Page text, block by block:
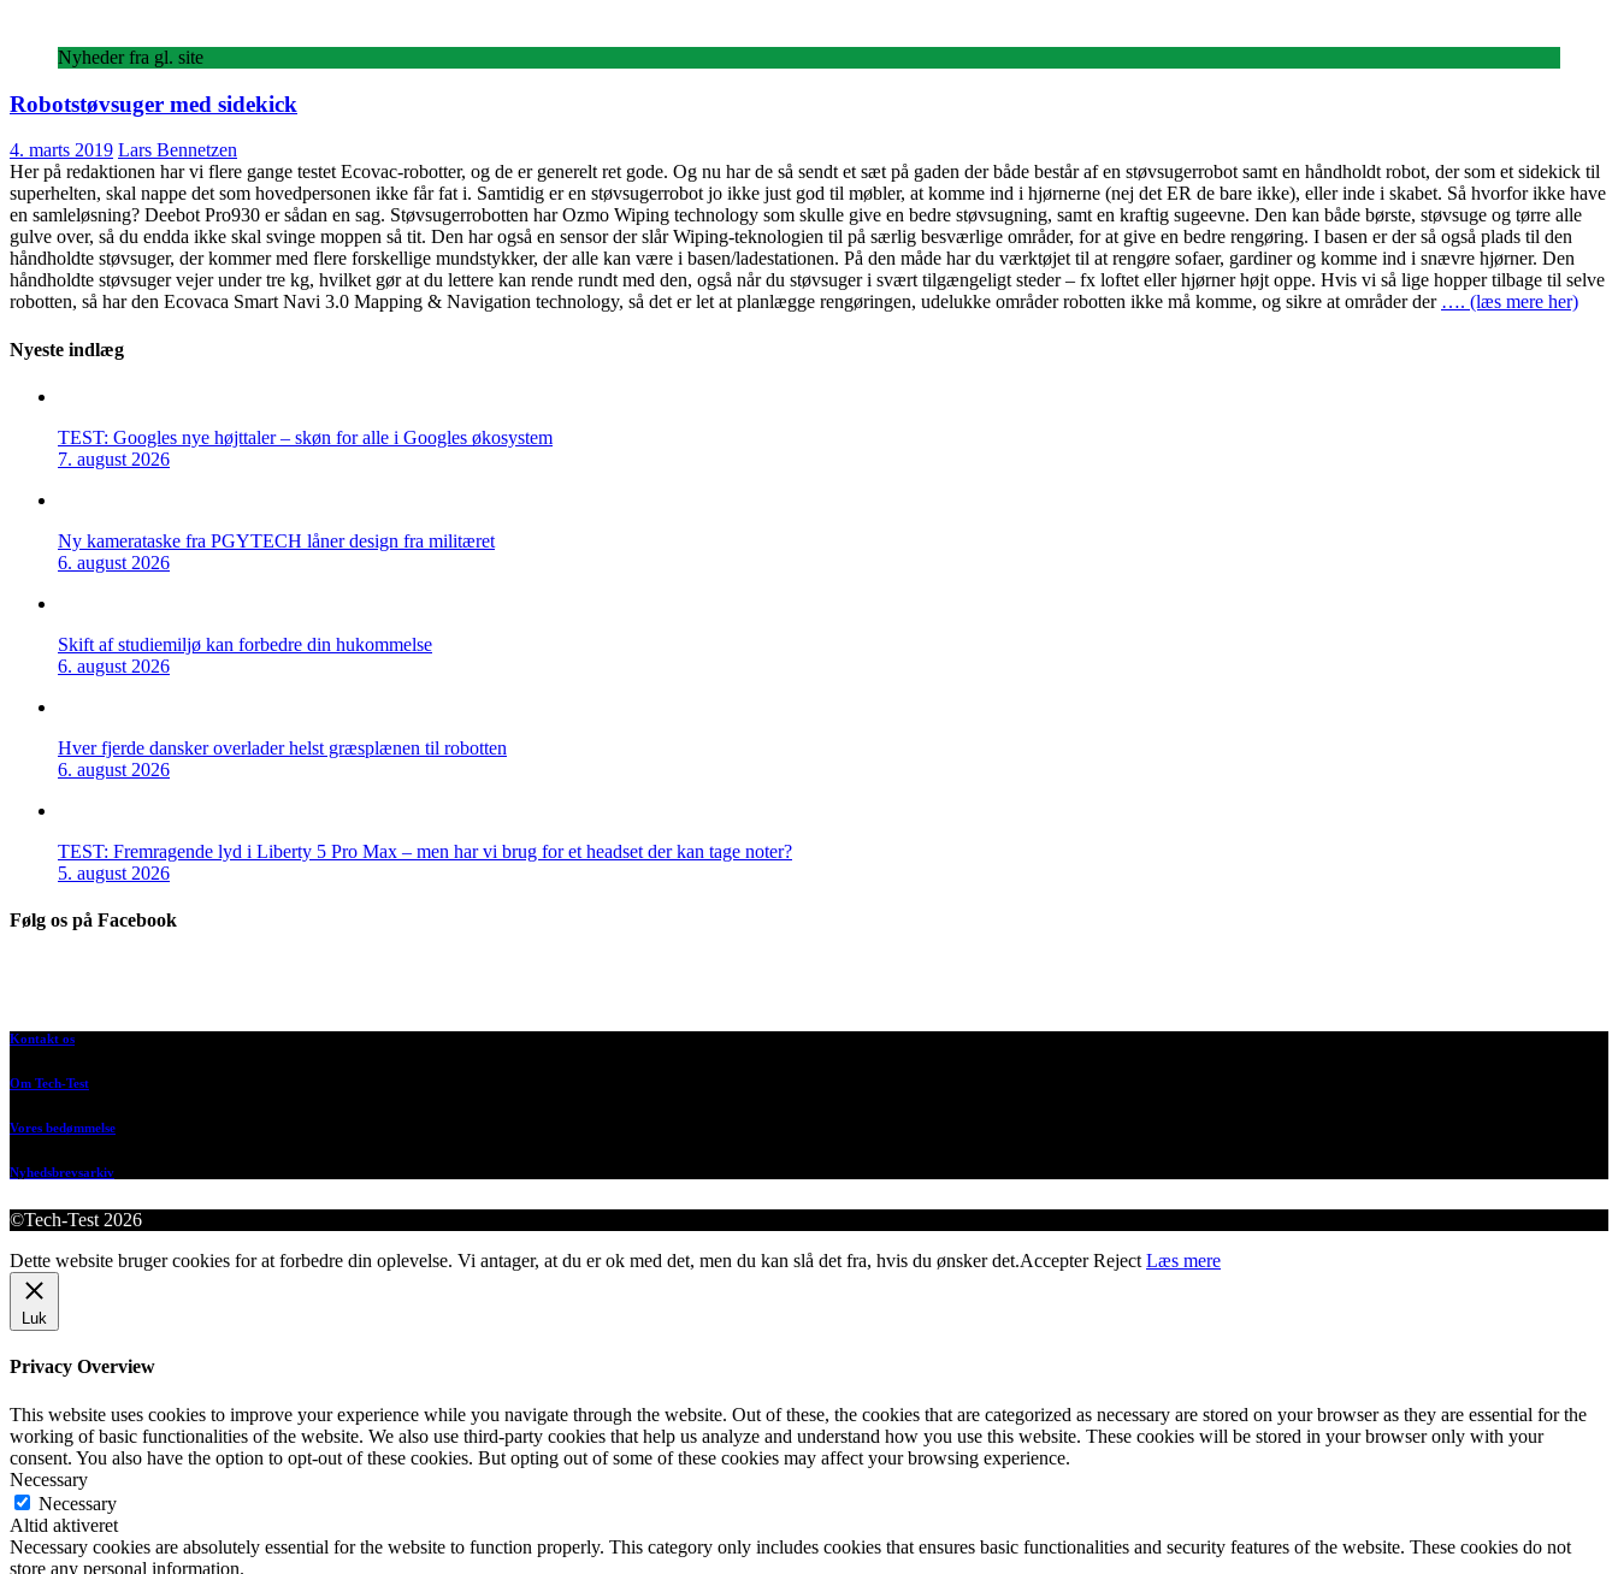
Nyheder fra gl. site
Robotstøvsuger med sidekick
4. marts 2019 Lars Bennetzen
Her på redaktionen har vi flere gange testet Ecovac-robotter, og de er generelt ret gode. Og nu har de så sendt et sæt på gaden der både består af en støvsugerrobot samt en håndholdt robot, der som et sidekick til
superhelten, skal nappe det som hovedpersonen ikke får fat i. Samtidig er en støvsugerrobot jo ikke just god til møbler, at komme ind i hjørnerne (nej det ER de bare ikke), eller inde i skabet. Så hvorfor ikke have
en samleløsning? Deebot Pro930 er sådan en sag. Støvsugerrobotten har Ozmo Wiping technology som skulle give en bedre støvsugning, samt en kraftig sugeevne. Den kan både børste, støvsuge og tørre alle
gulve over, så du endda ikke skal svinge moppen så tit. Den har også en sensor der slår Wiping-teknologien til på særlig besværlige områder, for at give en bedre rengøring. I basen er der så også plads til den
håndholdte støvsuger, der kommer med flere forskellige mundstykker, der alle kan være i basen/ladestationen. På den måde har du værktøjet til at rengøre sofaer, gardiner og komme ind i snævre hjørner. Den
håndholdte støvsuger vejer under tre kg, hvilket gør at du lettere kan rende rundt med den, også når du støvsuger i svært tilgængeligt steder – fx loftet eller hjørner højt oppe. Hvis vi så lige hopper tilbage til selve
robotten, så har den Ecovaca Smart Navi 3.0 Mapping & Navigation technology, så det er let at planlægge rengøringen, udelukke områder robotten ikke må komme, og sikre at områder der …. (læs mere her)
Nyeste indlæg
TEST: Googles nye højttaler – skøn for alle i Googles økosystem
7. august 2026
Ny kamerataske fra PGYTECH låner design fra militæret
6. august 2026
Skift af studiemiljø kan forbedre din hukommelse
6. august 2026
Hver fjerde dansker overlader helst græsplænen til robotten
6. august 2026
TEST: Fremragende lyd i Liberty 5 Pro Max – men har vi brug for et headset der kan tage noter?
5. august 2026
Følg os på Facebook
Kontakt os
Om Tech-Test
Vores bedømmelse
Nyhedsbrevsarkiv
©Tech-Test 2026
Dette website bruger cookies for at forbedre din oplevelse. Vi antager, at du er ok med det, men du kan slå det fra, hvis du ønsker det.Accepter Reject Læs mere
Luk
Privacy Overview
This website uses cookies to improve your experience while you navigate through the website. Out of these, the cookies that are categorized as necessary are stored on your browser as they are essential for the
working of basic functionalities of the website. We also use third-party cookies that help us analyze and understand how you use this website. These cookies will be stored in your browser only with your
consent. You also have the option to opt-out of these cookies. But opting out of some of these cookies may affect your browsing experience.
Necessary
Necessary
Altid aktiveret
Necessary cookies are absolutely essential for the website to function properly. This category only includes cookies that ensures basic functionalities and security features of the website. These cookies do not
store any personal information.